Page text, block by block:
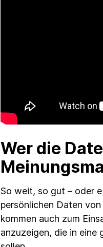
Wer die
So weit, so gut – oder
persönlichen Daten
kommen auch zum
anzuzeigen, die in eine